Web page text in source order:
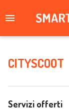
CITYSCOOT
Servizi offerti